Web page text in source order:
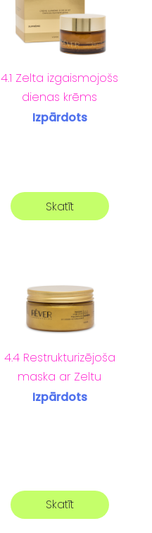
4.1 Zelta izgaismojošs
dienas krēms
Izpārdots
Skatīt
4.4 Restrukturizējoša
maska ar Zeltu
Izpārdots
Skatīt